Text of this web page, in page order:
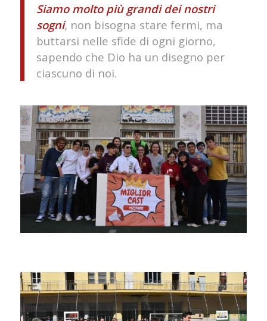
Siamo molto più grandi dei nostri
sogni, non bisogna stare fermi, ma
buttarsi nelle sfide di ogni giorno,
sapendo che Dio ha un disegno per
ciascuno di noi.